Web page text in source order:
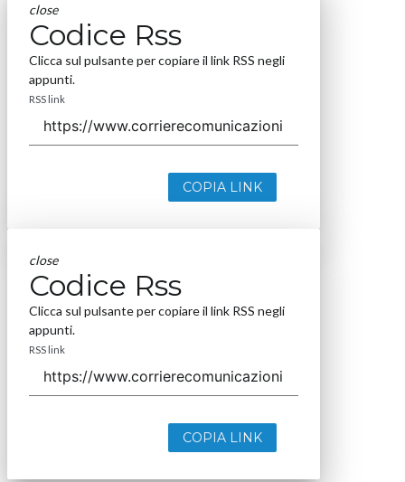
close
Codice Rss
Clicca sul pulsante per copiare il link RSS negli
appunti.
RSS link
COPIA LINK
close
Codice Rss
Clicca sul pulsante per copiare il link RSS negli
appunti.
RSS link
COPIA LINK